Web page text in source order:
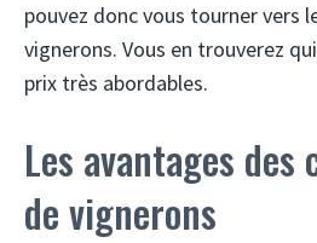
pouvez donc vous tourner vers
vignerons. Vous en trouverez
prix très abordables.
Les avantages des
de vignerons